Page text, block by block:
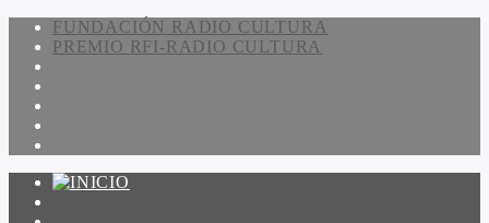
FUNDACIÓN RADIO CULTURA
PREMIO RFI-RADIO CULTURA